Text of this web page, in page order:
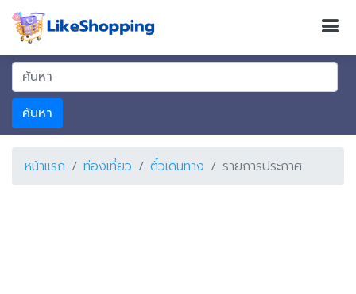
ค้นหา
หน้าแรก ท่องเที่ยว ตั๋วเดินทาง รายการประกาศ